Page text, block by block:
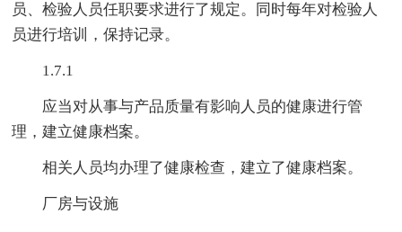
员、检验人员任职要求进行了规定。同时每年对检验人
员进行培训，保持记录。
1.7.1
应当对从事与产品质量有影响人员的健康进行管
理，建立健康档案。
相关人员均办理了健康检查，建立了健康档案。
厂房与设施